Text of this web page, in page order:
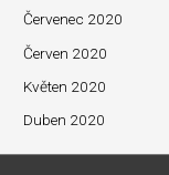
Červenec 2020
Červen 2020
Květen 2020
Duben 2020